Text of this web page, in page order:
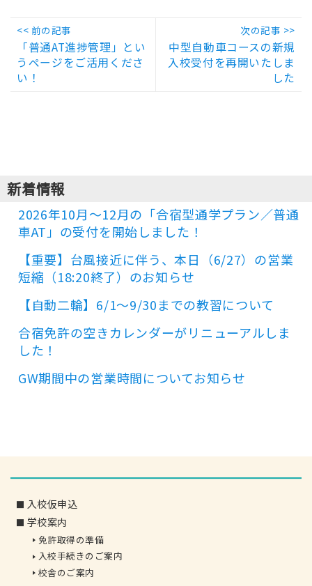
投
ナ
ョ
ン
<< 前の記事
Previous
post:
「普通AT進捗管理」とい
うページをご活用くださ
い！
次の記事 >>
Next
post:
中型自動車コースの新規
入校受付を再開いたしま
した
新着情報
2026年10月～12月の「合宿型通学プラン／普通
車AT」の受付を開始しました！
【重要】台風接近に伴う、本日（6/27）の営業
短縮（18:20終了）のお知らせ
【自動二輪】6/1～9/30までの教習について
合宿免許の空きカレンダーがリニューアルしま
した！
GW期間中の営業時間についてお知らせ
入校仮申込
学校案内
免許取得の準備
入校手続きのご案内
校舎のご案内